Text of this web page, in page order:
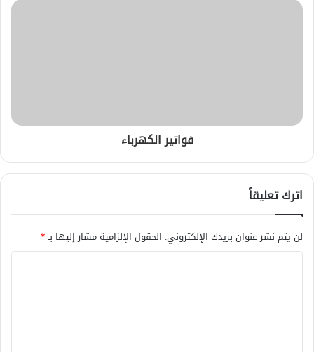
فواتير الكهرباء
اترك تعليقاً
لن يتم نشر عنوان بريدك الإلكتروني. الحقول الإلزامية مشار إليها بـ*